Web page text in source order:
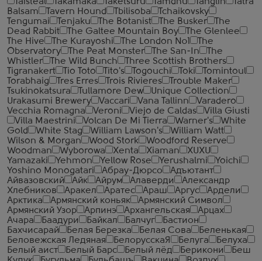
Balsam
Tavern Hound Tbilisoba
Tchaikovsky
Tengumai
Tenjaku The Botanist The Busker
The
Dead Rabbit
The Galtee Mountain Boy
The Glenlee
The Hive
The Kurayoshi The London №1
The
Observatory
The Peat Monster The San-In
The
Whistler
The Wild Bunch
Three Scottish Brothers
Tigranakert
Tio Toto Tito's Togouchi Toki
Tomintoul
Torabhaig
Tres Erres Trois Rivieres
Trouble Maker
Tsukinokatsura
Tullamore Dew
Unique Collection
Urakasumi Brewery
Vaccari Vana Tallinn
Varadero
Vecchia Romagna
Veroni Viejo de Caldas
Villa Giusti
Villa Maestrini
Volcan De Mi Tierra Warner's
White
Gold
White Stag William Lawson's
William Watt
Wilson & Morgan
Wood Stork
Woodford Reserve
Woodman
Wyborowa Xenta Xiaman
XUXU
Yamazaki
Yehmon Yellow Rose Yerushalmi
Yoichi
Yoshino Monogatari
Абрау-Дюрсо
Адъютант
Айвазовский
Айк Айрум Алаверди
Александр
Хлебников
Аракел Аратес Араш Аргус
Ардели
Арктика
Армянский коньяк
Армянский Символ
Армянский Узор
Арпинэ Архангельская
Арцах
Ачара
Баадури Байкал Балчуг
Бастион
Бахчисарай
Белая Березка Белая Сова
Беленькая
Беловежская Ледяная
БелорусскаЯ Белуга
Белуха
Белый аист
Белый Барс Белый лёд Берикони
Беш